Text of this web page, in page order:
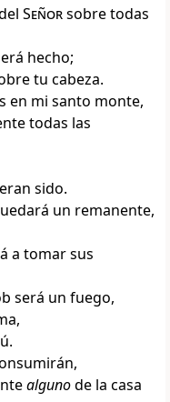
Señorsobre todas
hecho;
tu cabeza.
en mi santo monte,
todas las
sido.
un remanente,
a tomar sus
será un fuego,
algunode la casa